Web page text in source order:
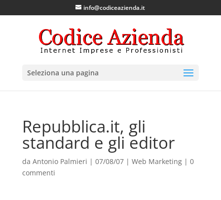
info@codiceazienda.it
Seleziona una pagina
Repubblica.it, gli
standard e gli editor
da Antonio Palmieri | 07/08/07| Web Marketing| 0
commenti